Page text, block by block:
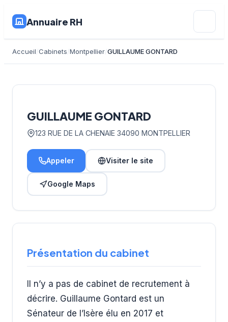
Annuaire RH
Accueil Cabinets Montpellier GUILLAUME GONTARD
GUILLAUME GONTARD
123 RUE DE LA CHENAIE 34090 MONTPELLIER
Appeler Visiter le site
Google Maps
Présentation du cabinet
Il n’y a pas de cabinet de recrutement à
décrire. Guillaume Gontard est un
Sénateur de l’Isère élu en 2017 et